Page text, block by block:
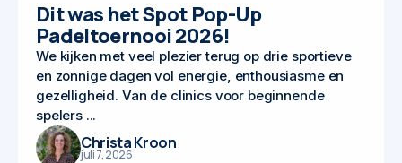
Dit was het Spot Pop-Up
Padeltoernooi 2026!
We kijken met veel plezier terug op drie sportieve
en zonnige dagen vol energie, enthousiasme en
gezelligheid. Van de clinics voor beginnende
spelers ...
Christa Kroon
juli 7, 2026